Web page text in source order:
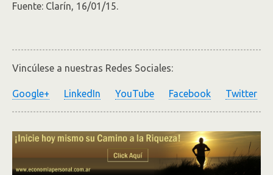
Fuente: Clarín, 16/01/15.
Vincúlese a nuestras Redes Sociales:
Google+ LinkedIn YouTube Facebook Twitter